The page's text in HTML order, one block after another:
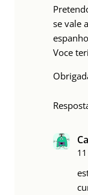
se vale
Voce